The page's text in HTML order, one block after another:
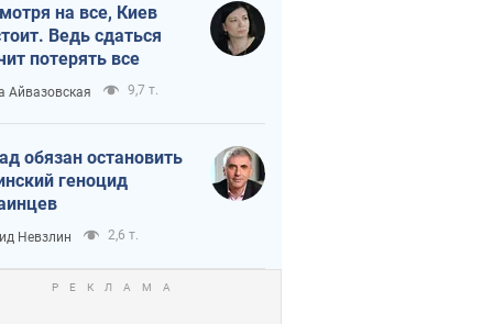
на все, Киев
Ведь сдаться
потерять все
Айвазовская 9,7 т.
обязан остановить
геноцид
Невзлин 2,6 т.